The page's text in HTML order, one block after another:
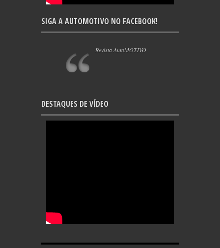
SIGA A AUTOMOTIVO NO FACEBOOK!
Revista AutoMOTIVO
DESTAQUES DE VÍDEO